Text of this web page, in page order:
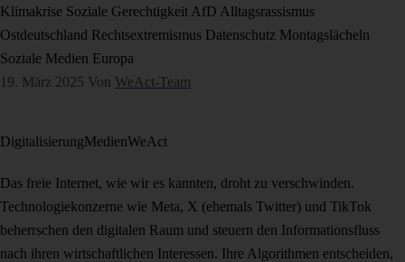
Klimakrise Soziale Gerechtigkeit AfD Alltagsrassismus
Ostdeutschland Rechtsextremismus Datenschutz Montagslächeln
Soziale Medien Europa
19. März 2025 Von WeAct-Team
DigitalisierungMedienWeAct
Das freie Internet, wie wir es kannten, droht zu verschwinden.
Technologiekonzerne wie Meta, X (ehemals Twitter) und TikTok
beherrschen den digitalen Raum und steuern den Informationsfluss
nach ihren wirtschaftlichen Interessen. Ihre Algorithmen entscheiden,